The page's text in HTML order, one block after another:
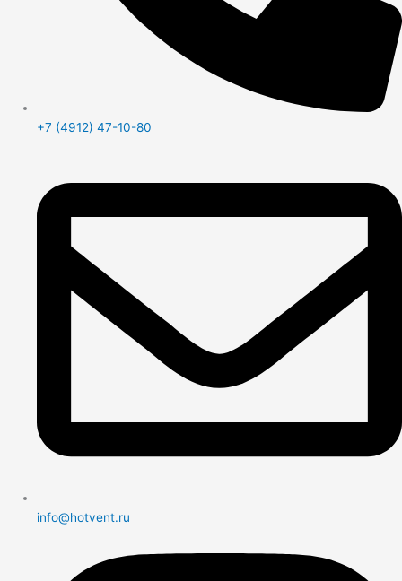
+7 (4912) 47-10-80
info@hotvent.ru